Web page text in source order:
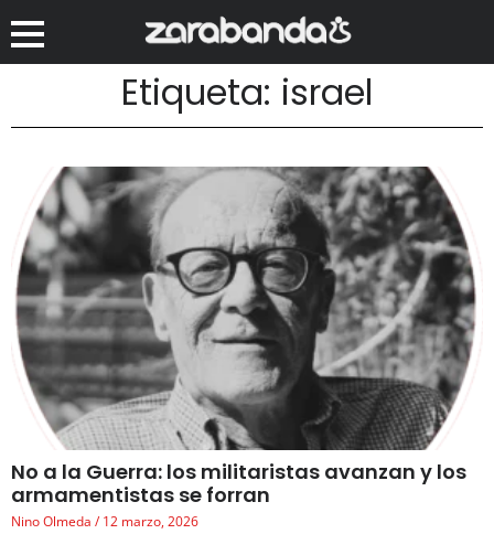
Etiqueta: israel
No a la Guerra: los militaristas avanzan y los
armamentistas se forran
Nino Olmeda 12 marzo, 2026